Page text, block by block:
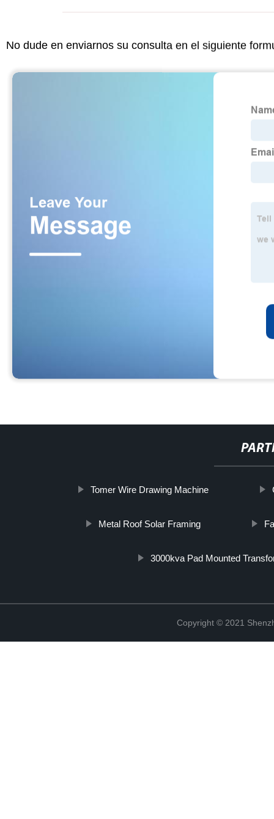
No dude en enviarnos su consulta en el siguiente
Tomer Wire Drawing Machine
Metal Roof Solar Framing
3000kva Pad Mounted
Copyright © 2021